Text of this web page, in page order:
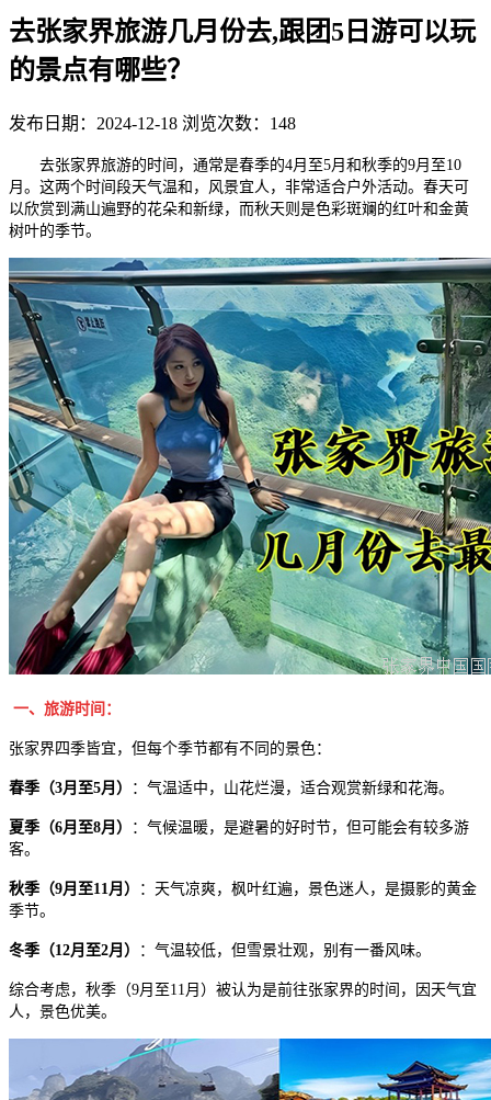
去张家界旅游几月份去,跟团5日游可以玩
的景点有哪些？
发布日期：2024-12-18 浏览次数：148
去张家界旅游的时间，通常是春季的4月至5月和秋季的9月至10
月。这两个时间段天气温和，风景宜人，非常适合户外活动。春天可
以欣赏到满山遍野的花朵和新绿，而秋天则是色彩斑斓的红叶和金黄
树叶的季节。
一、旅游时间：
张家界四季皆宜，但每个季节都有不同的景色：
春季（3月至5月） ：气温适中，山花烂漫，适合观赏新绿和花海。
夏季（6月至8月）
：气候温暖，是避暑的好时节，但可能会有较多游
客。
秋季（9月至11月）
：天气凉爽，枫叶红遍，景色迷人，是摄影的黄金
季节。
冬季（12月至2月） ：气温较低，但雪景壮观，别有一番风味。
综合考虑，秋季（9月至11月）被认为是前往张家界的时间，因天气宜
人，景色优美。